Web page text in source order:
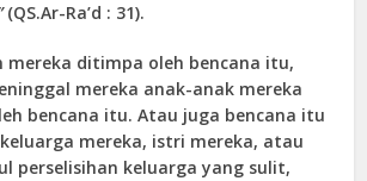
(QS.Ar-Ra’d : 31).
mereka ditimpa oleh bencana itu,
mereka anak-anak mereka
bencana itu. Atau juga bencana itu
mereka, istri mereka, atau
perselisihan keluarga yang sulit,